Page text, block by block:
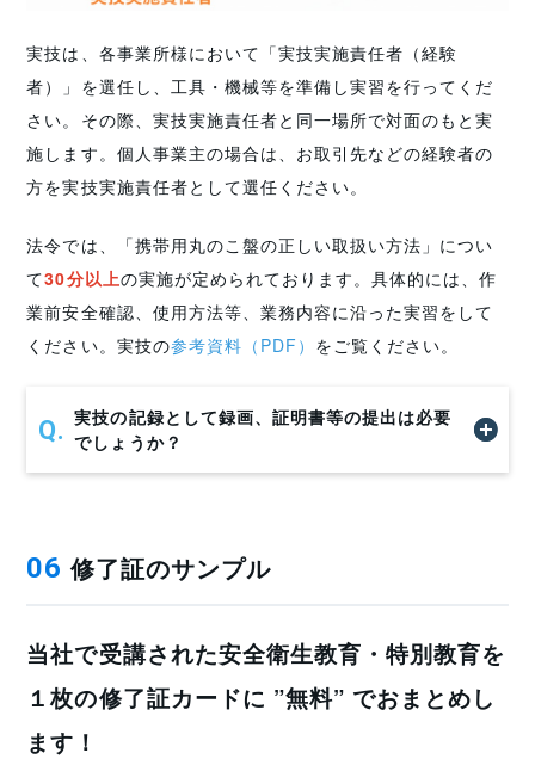
実技は、各事業所様において「実技実施責任者（経験
者）」を選任し、工具・機械等を準備し実習を行ってくだ
さい。その際、実技実施責任者と同一場所で対面のもと実
施します。個人事業主の場合は、お取引先などの経験者の
方を実技実施責任者として選任ください。
法令では、「携帯用丸のこ盤の正しい取扱い方法」につい
て30分以上の実施が定められております。具体的には、作
業前安全確認、使用方法等、業務内容に沿った実習をして
ください。実技の参考資料（PDF） をご覧ください。
実技の記録として録画、証明書等の提出は必要
でしょうか？
06 修了証のサンプル
当社で受講された安全衛生教育・特別教育を
１枚の修了証カードに ”無料” でおまとめし
ます！